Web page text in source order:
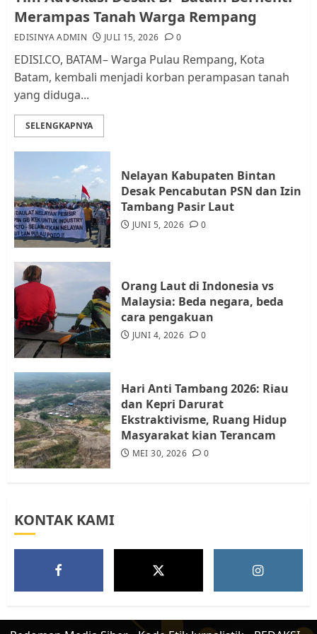
Pemerintah dan Masyarakat di
Lingkungan RT/RW
AGUSTUS 1, 2026
4
Warga Rempang Ajukan
Audiensi dengan Wali Kota
5
Tim Advokasi Desak BP Batam
Berhenti Merampas Tanah
Merampas Tanah Warga Rempang
EDISINYA ADMIN JULI 15, 2026 0
EDISI.CO, BATAM– Warga Pulau Rempang, Kota
Batam, kembali menjadi korban perampasan tanah
yang diduga...
SELENGKAPNYA
Nelayan Kabupaten Bintan
Desak Pencabutan PSN dan Izin
Tambang Pasir Laut
JUNI 5, 2026 0
Orang Laut di Indonesia vs
Malaysia: Beda negara, beda
cara pengakuan
JUNI 4, 2026 0
Hari Anti Tambang 2026: Riau
dan Kepri Darurat
Ekstraktivisme, Ruang Hidup
Masyarakat kian Terancam
MEI 30, 2026 0
KONTAK KAMI